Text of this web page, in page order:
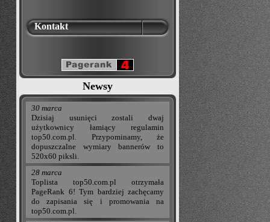
Kontakt
Newsy
30 marca
Dzisiaj usunięci zostali dwaj
użytkownicy łamiący regulamin
top50.com.pl. Przypominamy, że
dopuszczalne wymiary bannerów to
520x60 piksli.
28 marca
Toplista top50.com.pl otrzymała
PageRank 6! Tym bardziej zachęcamy
do zapisania się i promowania na
top50.com.pl.